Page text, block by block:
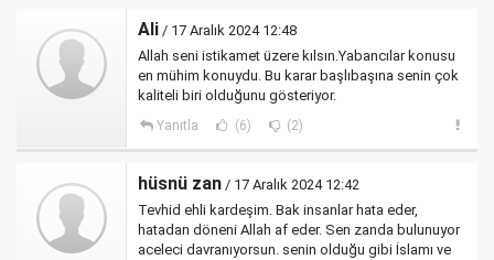
Ali / 17 Aralık 2024 12:48
Allah seni istikamet üzere kılsın.Yabancılar konusu
en mühim konuydu. Bu karar başlıbaşına senin çok
kaliteli biri olduğunu gösteriyor.
Yanıtla (6) (2)
hüsnü zan / 17 Aralık 2024 12:42
Tevhid ehli kardeşim. Bak insanlar hata eder,
hatadan döneni Allah af eder. Sen zanda bulunuyor
aceleci davranıyorsun. senin olduğu gibi İslamı ve